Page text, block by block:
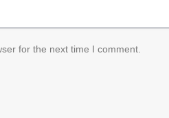
for the next time I comment.